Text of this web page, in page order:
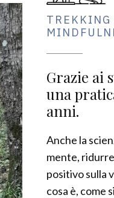
Grazie ai
una
anni.
Anche la
mente,
positivo sulla
cosa è, come